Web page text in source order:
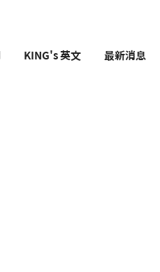
KING's 英文 最新消息